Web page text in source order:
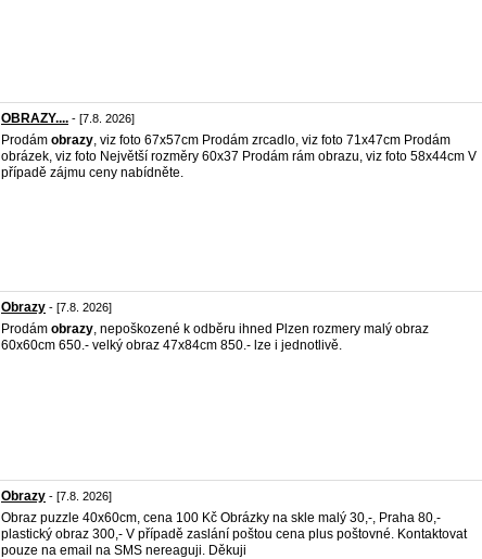
OBRAZY.... - [7.8. 2026]
Prodám obrazy, viz foto 67x57cm Prodám zrcadlo, viz foto 71x47cm Prodám
obrázek, viz foto Největší rozměry 60x37 Prodám rám obrazu, viz foto 58x44cm V
případě zájmu ceny nabídněte.
Obrazy - [7.8. 2026]
Prodám obrazy, nepoškozené k odběru ihned Plzen rozmery malý obraz
60x60cm 650.- velký obraz 47x84cm 850.- lze i jednotlivě.
Obrazy - [7.8. 2026]
Obraz puzzle 40x60cm, cena 100 Kč Obrázky na skle malý 30,-, Praha 80,-
plastický obraz 300,- V případě zaslání poštou cena plus poštovné. Kontaktovat
pouze na email na SMS nereaguji. Děkuji